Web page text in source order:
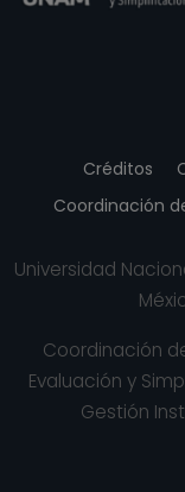
Créditos
Coordinación
Universidad
Coordinación
Evaluación y
Gestión